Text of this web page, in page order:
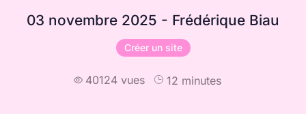
03 novembre 2025 - Frédérique Biau
Créer un site
 40124 vues 12 minutes